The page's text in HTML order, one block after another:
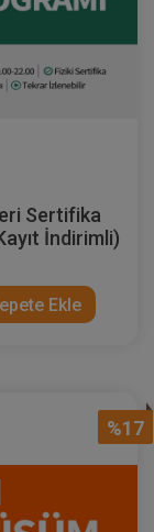
Sertifika
İndirimli)
Ekle
%17